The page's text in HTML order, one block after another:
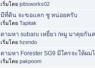
เริ่มโดยjobsworks02
มีที่ดิน จะขอแลก ซู หน่อยครับ
เริ่มโดยTapitak
ตามหา subaru เหยี่ยว /หมู มาคุยกัน
เริ่มโดยhzendo
ตามหา Forester SG9 มีใครจะให้ผ
เริ่มโดยpakpoom